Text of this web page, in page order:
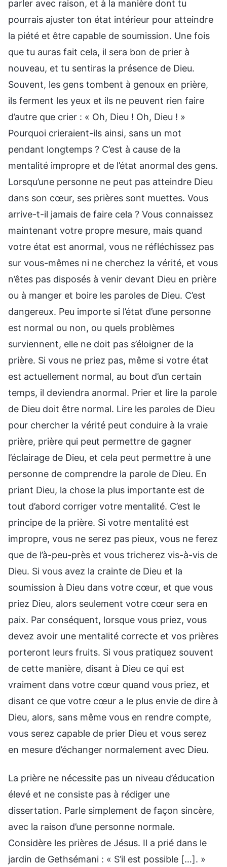
parler avec raison, et à la manière dont tu
pourrais ajuster ton état intérieur pour atteindre
la piété et être capable de soumission. Une fois
que tu auras fait cela, il sera bon de prier à
nouveau, et tu sentiras la présence de Dieu.
Souvent, les gens tombent à genoux en prière,
ils ferment les yeux et ils ne peuvent rien faire
d’autre que crier : « Oh, Dieu ! Oh, Dieu ! »
Pourquoi crieraient-ils ainsi, sans un mot
pendant longtemps ? C’est à cause de la
mentalité impropre et de l’état anormal des gens.
Lorsqu’une personne ne peut pas atteindre Dieu
dans son cœur, ses prières sont muettes. Vous
arrive-t-il jamais de faire cela ? Vous connaissez
maintenant votre propre mesure, mais quand
votre état est anormal, vous ne réfléchissez pas
sur vous-mêmes ni ne cherchez la vérité, et vous
n’êtes pas disposés à venir devant Dieu en prière
ou à manger et boire les paroles de Dieu. C’est
dangereux. Peu importe si l’état d’une personne
est normal ou non, ou quels problèmes
surviennent, elle ne doit pas s’éloigner de la
prière. Si vous ne priez pas, même si votre état
est actuellement normal, au bout d’un certain
temps, il deviendra anormal. Prier et lire la parole
de Dieu doit être normal. Lire les paroles de Dieu
pour chercher la vérité peut conduire à la vraie
prière, prière qui peut permettre de gagner
l’éclairage de Dieu, et cela peut permettre à une
personne de comprendre la parole de Dieu. En
priant Dieu, la chose la plus importante est de
tout d’abord corriger votre mentalité. C’est le
principe de la prière. Si votre mentalité est
impropre, vous ne serez pas pieux, vous ne ferez
que de l’à-peu-près et vous tricherez vis-à-vis de
Dieu. Si vous avez la crainte de Dieu et la
soumission à Dieu dans votre cœur, et que vous
priez Dieu, alors seulement votre cœur sera en
paix. Par conséquent, lorsque vous priez, vous
devez avoir une mentalité correcte et vos prières
porteront leurs fruits. Si vous pratiquez souvent
de cette manière, disant à Dieu ce qui est
vraiment dans votre cœur quand vous priez, et
disant ce que votre cœur a le plus envie de dire à
Dieu, alors, sans même vous en rendre compte,
vous serez capable de prier Dieu et vous serez
en mesure d’échanger normalement avec Dieu.
La prière ne nécessite pas un niveau d’éducation
élevé et ne consiste pas à rédiger une
dissertation. Parle simplement de façon sincère,
avec la raison d’une personne normale.
Considère les prières de Jésus. Il a prié dans le
jardin de Gethsémani : « S’il est possible […]. »